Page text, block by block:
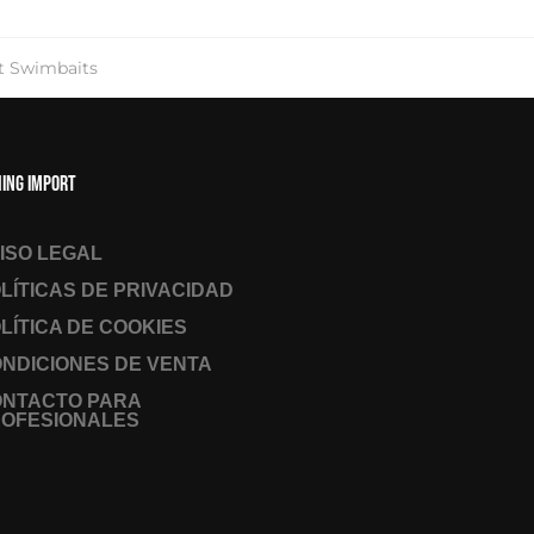
Swimbaits
Import
LEGAL
DE PRIVACIDAD
DE COOKIES
DE VENTA
PARA